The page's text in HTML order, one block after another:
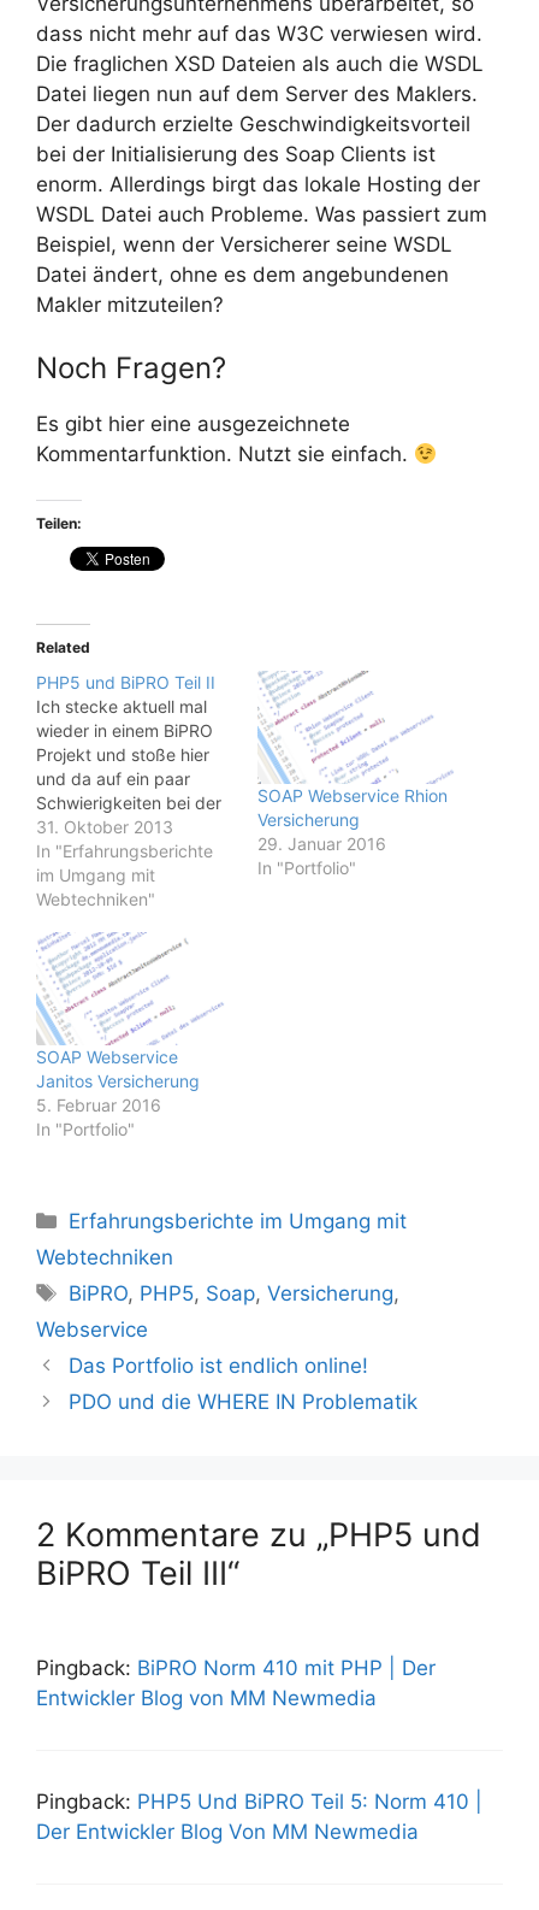
dass nicht mehr auf das W3C verwiesen wird.
Die fraglichen XSD Dateien als auch die WSDL
Datei liegen nun auf dem Server des Maklers.
Der dadurch erzielte Geschwindigkeitsvorteil
bei der Initialisierung des Soap Clients ist
enorm. Allerdings birgt das lokale Hosting der
WSDL Datei auch Probleme. Was passiert zum
Beispiel, wenn der Versicherer seine WSDL
Datei ändert, ohne es dem angebundenen
Makler mitzuteilen?
Noch Fragen?
Es gibt hier eine ausgezeichnete
Kommentarfunktion. Nutzt sie einfach.
Teilen:
Related
PHP5 und BiPRO Teil II
Ich stecke aktuell mal
wieder in einem BiPRO
Projekt und stoße hier
und da auf ein paar
Schwierigkeiten bei der
Umsetzung. Da die
Umsetzung mit PHP5
sehr umfangreich ist und
der Support seitens der
auf PHP5 sehr minimal
ist, möchte ich Euch hier
an ein paar
Lösungsansätzen…
31. Oktober 2013
In "Erfahrungsberichte
im Umgang mit
Webtechniken"
SOAP Webservice Rhion
Versicherung
29. Januar 2016
In "Portfolio"
SOAP Webservice
Janitos Versicherung
5. Februar 2016
In "Portfolio"
Kategorien
Erfahrungsberichte im Umgang mit
Webtechniken
Schlagwörter
BiPRO, PHP5, Soap,Versicherung,
Webservice
Das Portfolio ist endlich online!
PDO und die WHERE IN Problematik
2 Kommentare zu „PHP5 und
BiPRO Teil III“
Pingback: BiPRO Norm 410 mit PHP | Der
Entwickler Blog von MM Newmedia
Pingback: PHP5 Und BiPRO Teil 5: Norm 410 |
Der Entwickler Blog Von MM Newmedia